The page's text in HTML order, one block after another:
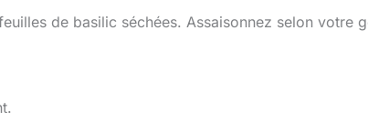
de basilic séchées. Assaisonnez selon votre